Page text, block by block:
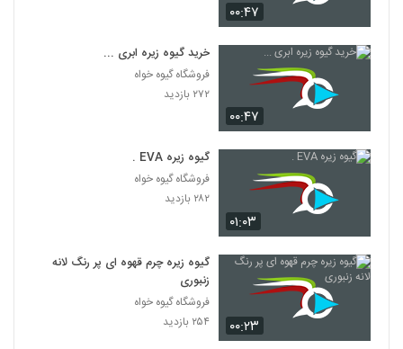
۰۰:۴۷
۰۰:۴۷
خرید گیوه زیره ابری ...
فروشگاه گیوه خواه
۲۷۲ بازدید
۰۱:۰۳
گیوه زیره EVA .
فروشگاه گیوه خواه
۲۸۲ بازدید
۰۰:۲۳
گیوه زیره چرم قهوه ای پر رنگ لانه
زنبوری
فروشگاه گیوه خواه
۲۵۴ بازدید